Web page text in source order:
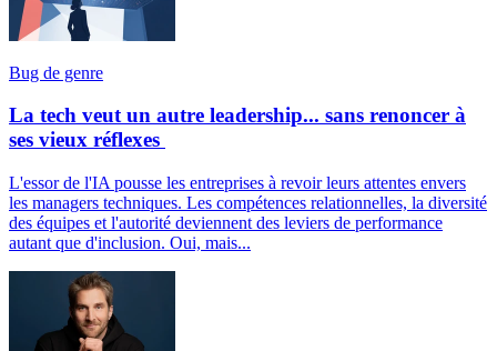
Bug de genre
La tech veut un autre leadership... sans renoncer à
ses vieux réflexes
L'essor de l'IA pousse les entreprises à revoir leurs attentes envers
les managers techniques. Les compétences relationnelles, la diversité
des équipes et l'autorité deviennent des leviers de performance
autant que d'inclusion. Oui, mais...